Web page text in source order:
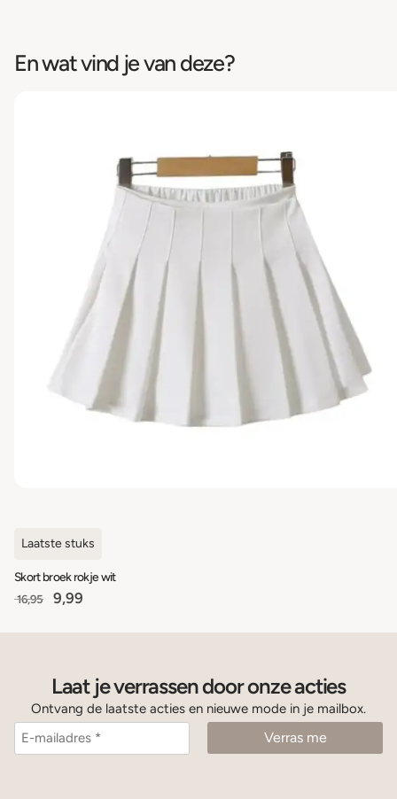
En wat vind je van deze?
Laatste stuks
Skort broek rokje wit
16,95 9,99
Laat je verrassen door onze acties
Ontvang de laatste acties en nieuwe mode in je mailbox.